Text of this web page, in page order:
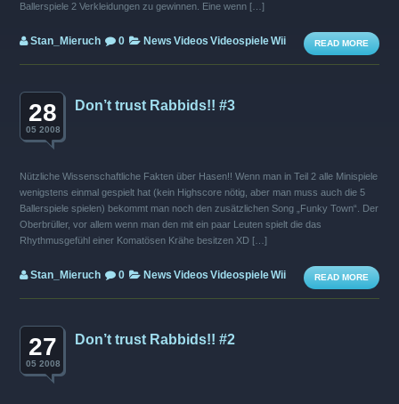
Ballerspiele 2 Verkleidungen zu gewinnen. Eine wenn […]
Stan_Mieruch 0 News Videos VideospieleWii READ MORE
28
05 2008
Don’t trust Rabbids!! #3
Nützliche Wissenschaftliche Fakten über Hasen!! Wenn man in Teil 2 alle Minispiele
wenigstens einmal gespielt hat (kein Highscore nötig, aber man muss auch die 5
Ballerspiele spielen) bekommt man noch den zusätzlichen Song „Funky Town“. Der
Oberbrüller, vor allem wenn man den mit ein paar Leuten spielt die das
Rhythmusgefühl einer Komatösen Krähe besitzen XD […]
Stan_Mieruch 0 News Videos VideospieleWii READ MORE
27
05 2008
Don’t trust Rabbids!! #2